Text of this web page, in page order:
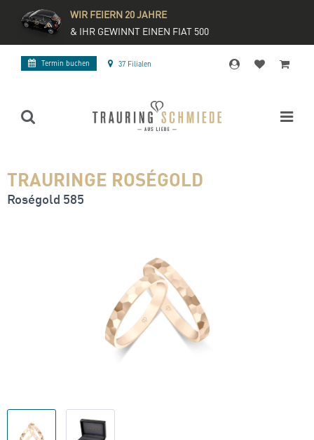
WIR FEIERN 20 JAHRE
& IHR GEWINNT EINEN FIAT 500
Termin buchen 37 Filialen
TRAURINGE ROSÉGOLD
Roségold 585